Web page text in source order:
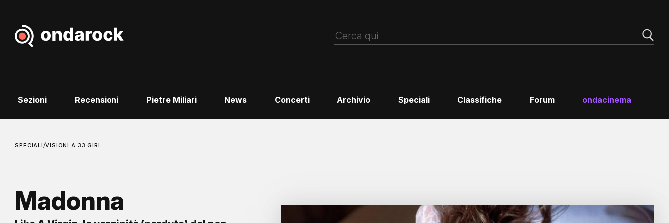
Sezioni Recensioni Pietre Miliari News Concerti Archivio Speciali Classifiche Forum ondacinema
SPECIALI/VISIONI A 33 GIRI
Madonna